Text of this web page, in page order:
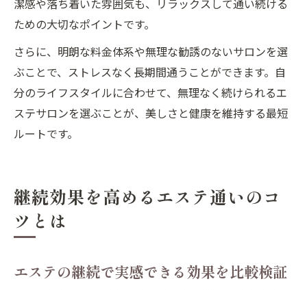
潔感や落ち着いた雰囲気も、リラックスして通い続ける
ための大切なポイントです。
さらに、明朗な料金体系や無理な勧誘のないサロンを選
ぶことで、ストレスなく長期間通うことができます。自
分のライフスタイルに合わせて、無理なく続けられるエ
ステサロンを選ぶことが、美しさと健康を維持する最短
ルートです。
継続効果を高めるエステ通いのコ
ツとは
エステの継続で実感できる効果を比較検証